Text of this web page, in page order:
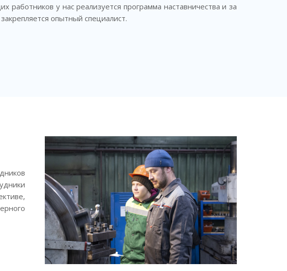
работников у нас реализуется программа наставничества и за
опытный специалист.